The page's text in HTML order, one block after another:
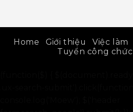
Home Giới thiệu Việc làm
Tuyển công chức